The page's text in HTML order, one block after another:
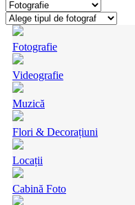
Fotografie
Videografie
Muzică
Flori & Decorațiuni
Locații
Cabină Foto